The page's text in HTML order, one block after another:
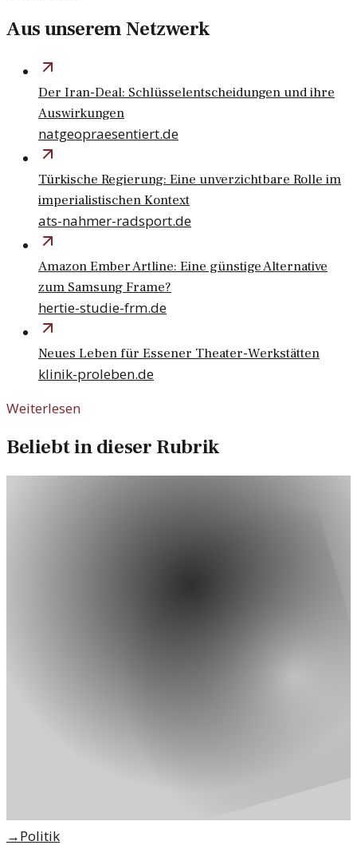
Aus unserem Netzwerk
Der Iran-Deal: Schlüsselentscheidungen und ihre
Auswirkungen
natgeopraesentiert.de
Türkische Regierung: Eine unverzichtbare Rolle im
imperialistischen Kontext
ats-nahmer-radsport.de
Amazon Ember Artline: Eine günstige Alternative
zum Samsung Frame?
hertie-studie-frm.de
Neues Leben für Essener Theater-Werkstätten
klinik-proleben.de
Weiterlesen
Beliebt in dieser Rubrik
→Politik